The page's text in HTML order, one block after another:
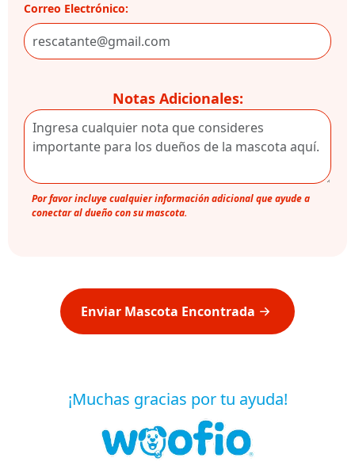
Correo Electrónico:
Notas Adicionales:
Por favor incluye cualquier información adicional que ayude a
conectar al dueño con su mascota.
Enviar Mascota Encontrada
¡Muchas gracias por tu ayuda!